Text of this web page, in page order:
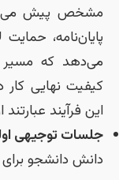
مشخص پیش
پایان‌نامه،
می‌دهد که
کیفیت نهایی
این فرآیند عبارتند
جلسات توجیهی
دانش دانشجو